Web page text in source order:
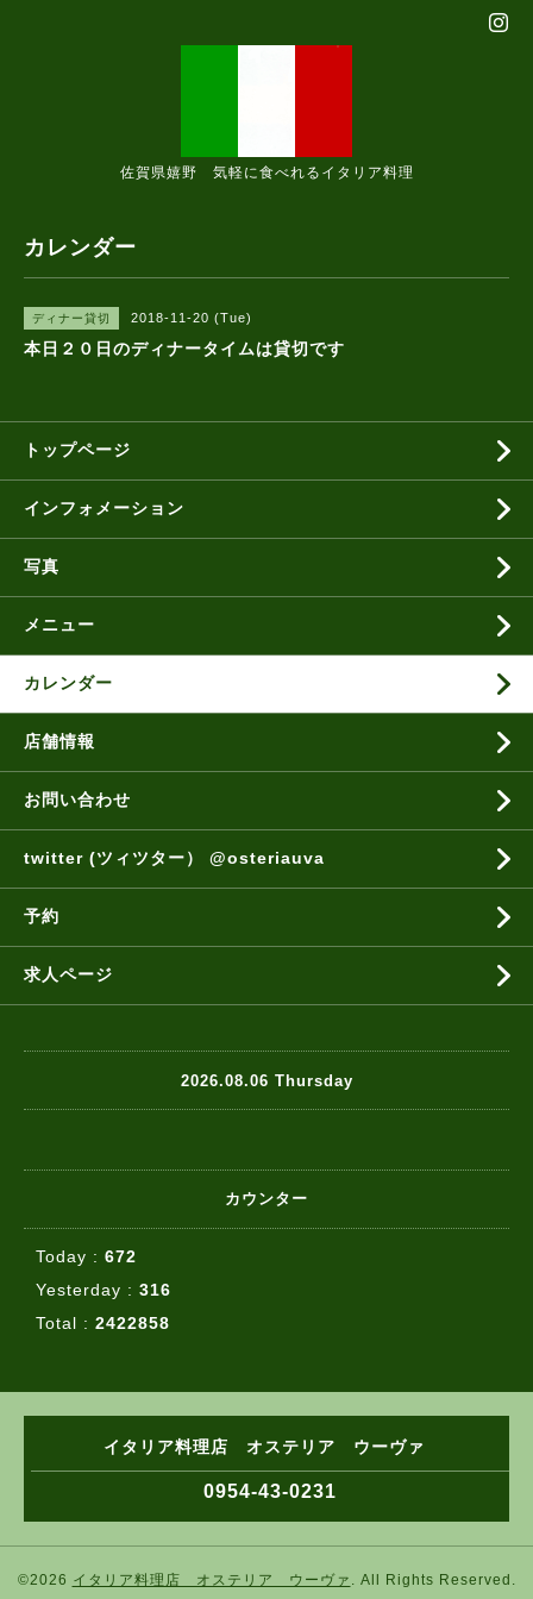
佐賀県嬉野 気軽に食べれるイタリア料理
カレンダー
ディナー貸切 2018-11-20 (Tue)
本日２０日のディナータイムは貸切です
トップページ
インフォメーション
写真
メニュー
カレンダー
店舗情報
お問い合わせ
twitter (ツィツター） @osteriauva
予約
求人ページ
2026.08.06 Thursday
カウンター
Today : 672
Yesterday : 316
Total : 2422858
イタリア料理店 オステリア ウーヴァ
0954-43-0231
©2026 イタリア料理店 オステリア ウーヴァ . All Rights Reserved.